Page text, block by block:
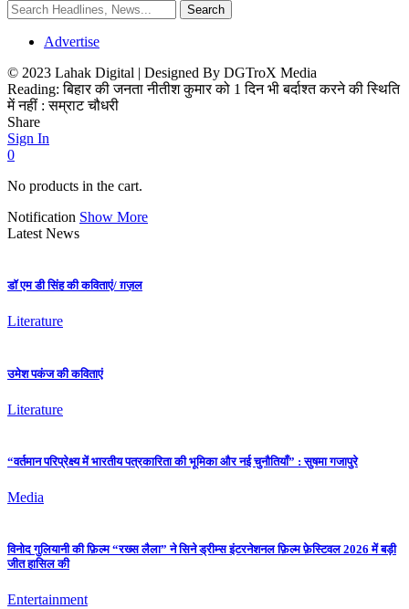
Advertise
© 2023 Lahak Digital | Designed By DGTroX Media
Reading: बिहार की जनता नीतीश कुमार को 1 दिन भी बर्दाश्त करने की स्थिति
में नहीं : सम्राट चौधरी
Share
Sign In
0
No products in the cart.
Notification Show More
Latest News
डॉ एम डी सिंह की कविताएं/ ग़ज़ल
Literature
उमेश पकंज की कविताएं
Literature
“वर्तमान परिप्रेक्ष्य में भारतीय पत्रकारिता की भूमिका और नई चुनौतियाँ” : सुषमा गजापुरे
Media
विनोद गुलियानी की फ़िल्म “रख्स लैला” ने सिने ड्रीम्स इंटरनेशनल फ़िल्म फ़ेस्टिवल 2026 में बड़ी
जीत हासिल की
Entertainment